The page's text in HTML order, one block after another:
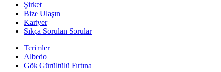
Şirket
Bize Ulaşın
Kariyer
Sıkça Sorulan Sorular
Terimler
Albedo
Gök Gürültülü Fırtına